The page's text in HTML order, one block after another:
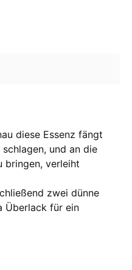
diese Essenz fängt
und an die
bringen, verleiht
zwei dünne
Überlack für ein